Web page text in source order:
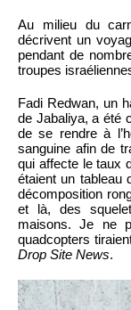
Au milieu du
décrivent un
pendant de
troupes
Fadi Redwan, un
de Jabaliya, a été
de se rendre à
sanguine afin de
qui affecte le taux
étaient un tableau
décomposition
et là, des
maisons. Je ne
quadcopters
Drop Site News.